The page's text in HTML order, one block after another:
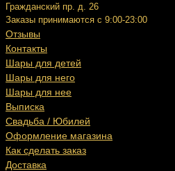
Гражданский пр. д. 26
Заказы принимаются с 9:00-23:00
Отзывы
Контакты
Шары для детей
Шары для него
Шары для нее
Выписка
Свадьба / Юбилей
Оформление магазина
Как сделать заказ
Доставка